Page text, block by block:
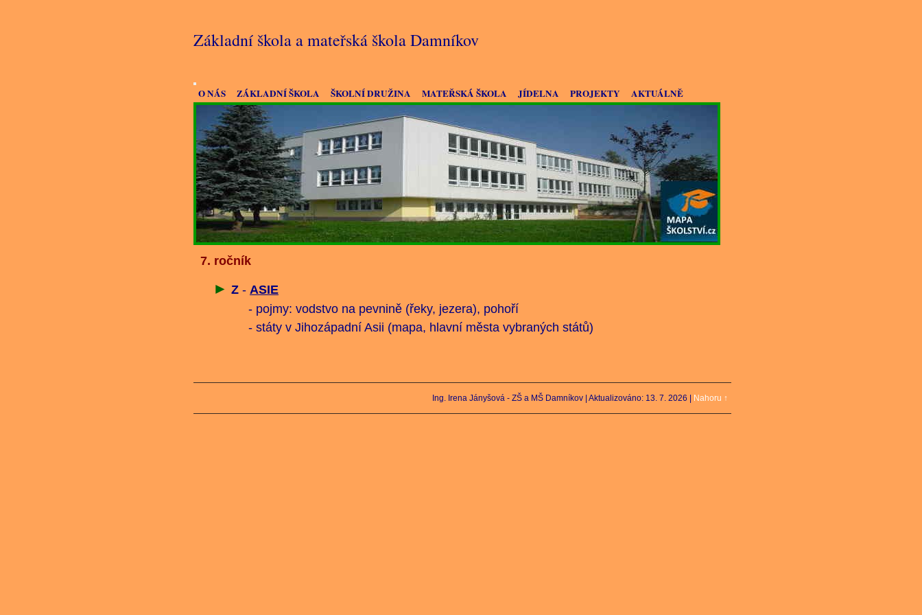
O NÁS ZÁKLADNÍ ŠKOLA ŠKOLNÍ DRUŽINA MATEŘSKÁ ŠKOLA JÍDELNA PROJEKTY AKTUÁLNĚ
Základní škola a mateřská škola Damníkov
7. ročník
► Z - ASIE
- pojmy: vodstvo na pevnině (řeky, jezera), pohoří
- státy v Jihozápadní Asii (mapa, hlavní města vybraných států)
Ing. Irena Jányšová - ZŠ a MŠ Damníkov | Aktualizováno: 13. 7. 2026 Nahoru ↑